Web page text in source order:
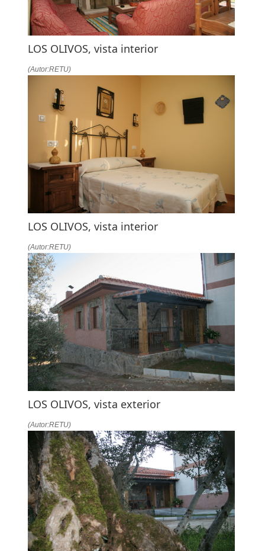
LOS OLIVOS, vista interior
(Autor:RETU)
LOS OLIVOS, vista interior
(Autor:RETU)
LOS OLIVOS, vista exterior
(Autor:RETU)